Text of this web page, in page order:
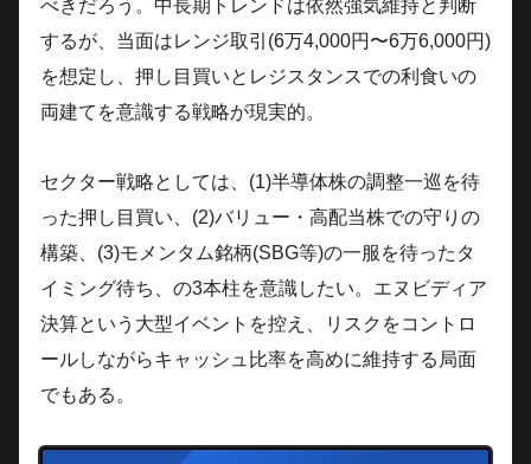
べきだろう。中長期トレンドは依然強気維持と判断
するが、当面はレンジ取引(6万4,000円〜6万6,000円)
を想定し、押し目買いとレジスタンスでの利食いの
両建てを意識する戦略が現実的。
セクター戦略としては、(1)半導体株の調整一巡を待
った押し目買い、(2)バリュー・高配当株での守りの
構築、(3)モメンタム銘柄(SBG等)の一服を待ったタ
イミング待ち、の3本柱を意識したい。エヌビディア
決算という大型イベントを控え、リスクをコントロ
ールしながらキャッシュ比率を高めに維持する局面
でもある。